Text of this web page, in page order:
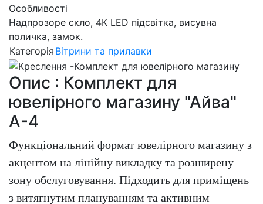
Особливості
Надпрозоре скло, 4К LED підсвітка, висувна
поличка, замок.
Категорія Вітрини та прилавки
Опис : Комплект для
ювелірного магазину "Айва"
А-4
Функціональний формат ювелірного магазину з
акцентом на лінійну викладку та розширену
зону обслуговування. Підходить для приміщень
з витягнутим плануванням та активним